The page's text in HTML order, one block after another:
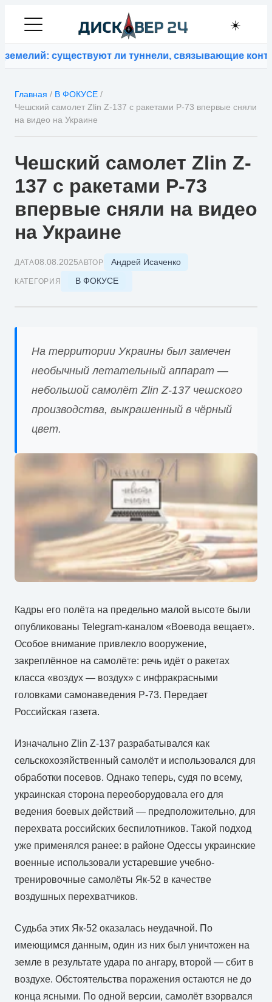
☀️
существуют ли туннели, связывающие
Главная / В ФОКУСЕ /
Чешский самолет Zlin Z-137 с ракетами Р-73 впервые сняли
на видео на Украине
Чешский самолет Zlin Z-
137 с ракетами Р-73
впервые сняли на видео
на Украине
ДАТА08.08.2025АВТОР Андрей Исаченко
КАТЕГОРИЯ В ФОКУСЕ
На территории Украины был замечен
необычный летательный аппарат —
небольшой самолёт Zlin Z-137 чешского
производства, выкрашенный в чёрный
цвет.
Кадры его полёта на предельно малой высоте были
опубликованы Telegram-каналом «Воевода вещает».
Особое внимание привлекло вооружение,
закреплённое на самолёте: речь идёт о ракетах
класса «воздух — воздух» с инфракрасными
головками самонаведения Р-73. Передает
Российская газета.
Изначально Zlin Z-137 разрабатывался как
сельскохозяйственный самолёт и использовался для
обработки посевов. Однако теперь, судя по всему,
украинская сторона переоборудовала его для
ведения боевых действий — предположительно, для
перехвата российских беспилотников. Такой подход
уже применялся ранее: в районе Одессы украинские
военные использовали устаревшие учебно-
тренировочные самолёты Як-52 в качестве
воздушных перехватчиков.
Судьба этих Як-52 оказалась неудачной. По
имеющимся данным, один из них был уничтожен на
земле в результате удара по ангару, второй — сбит в
воздухе. Обстоятельства поражения остаются не до
конца ясными. По одной версии, самолёт взорвался